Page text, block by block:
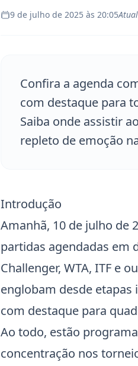
9 de julho de 2025 às 20:05
Confira a agenda
com destaque para
Saiba onde assistir
repleto de emoção
Introdução
Amanhã, 10 de julho de
partidas agendadas em
Challenger, WTA, ITF e
englobam desde etapas
com destaque para
Ao todo, estão
concentração nos